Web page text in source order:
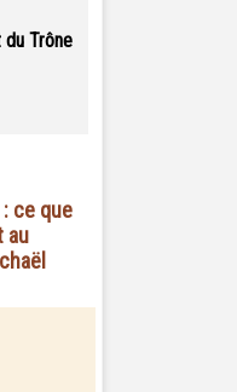
Trône
ce que
au